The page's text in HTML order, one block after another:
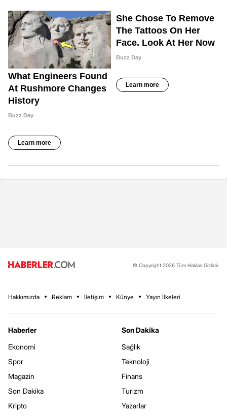
© Copyright 2026 Tüm Hakları Gizlidir.
Hakkımızda Reklam İletişim Künye Yayın İlkeleri
Haberler
Ekonomi
Spor
Magazin
Son Dakika
Kripto
Son Dakika
Sağlık
Teknoloji
Finans
Turizm
Yazarlar